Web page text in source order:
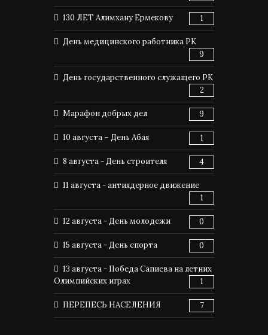
130 ЛЕТ Алимхану Ермекову 1
День медицинского работника РК
9
День государственного служащего РК
2
Марафон добрых дел 9
10 августа – День Абая 1
8 августа - День строителя 4
11 августа - антиядерное движение
1
12 августа - День молодежи 0
15 августа - День спорта 0
13 августа - Победа Сапиева на летних
Олимпийских играх
1
ПЕРЕПЕСЬ НАСЕЛЕНИЯ 7